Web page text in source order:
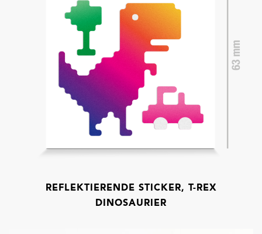
REFLEKTIERENDE STICKER, T-REX
DINOSAURIER